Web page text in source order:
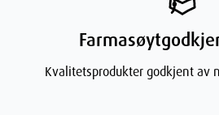
Kvalitetsprodukter godkjent av